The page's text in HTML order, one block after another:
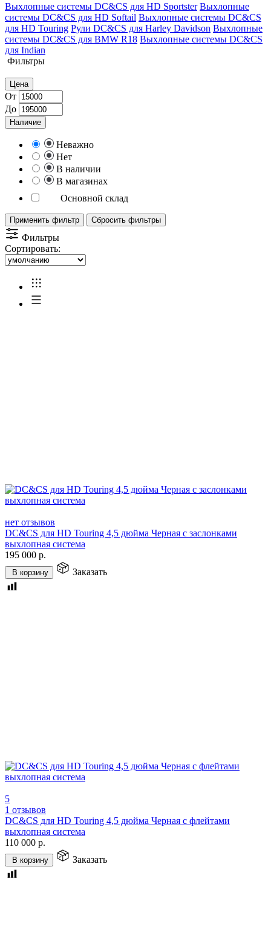
Выхлопные системы DC&CS для HD Sportster Выхлопные
системы DC&CS для HD Softail Выхлопные системы DC&CS
для HD Touring Рули DC&CS для Harley Davidson Выхлопные
системы DC&CS для BMW R18 Выхлопные системы DC&CS
для Indian
Фильтры
Цена
От
До
Наличие
Неважно
Нет
В наличии
В магазинах
Основной склад
Применить фильтр Сбросить фильтры
Фильтры
Сортировать:
нет отзывов
DC&CS для HD Touring 4,5 дюйма Черная с заслонками
выхлопная система
195 000 р.
В корзину Заказать
5
1 отзывов
DC&CS для HD Touring 4,5 дюйма Черная с флейтами
выхлопная система
110 000 р.
В корзину Заказать